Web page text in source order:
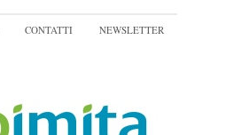
CONTATTI NEWSLETTER